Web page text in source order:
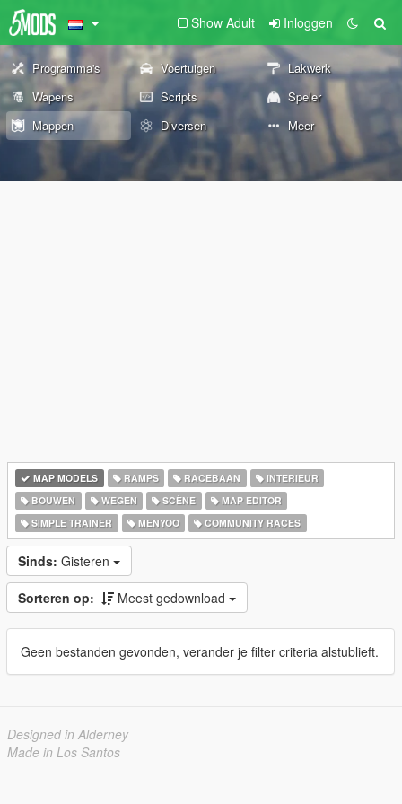
Show Adult Inloggen
Programma's Voertuigen
Lakwerk
Wapens
Scripts
Speler
Mappen
Diversen Meer
MAP MODELS RAMPS RACEBAAN
INTERIEUR
BOUWEN
WEGEN SCÈNE
MAP EDITOR
SIMPLE TRAINER
MENYOO COMMUNITY RACES
Sinds: Gisteren
Sorteren op: Meest gedownload
Geen bestanden gevonden, verander je filter criteria alstublieft.
Designed in Alderney
Made in Los Santos